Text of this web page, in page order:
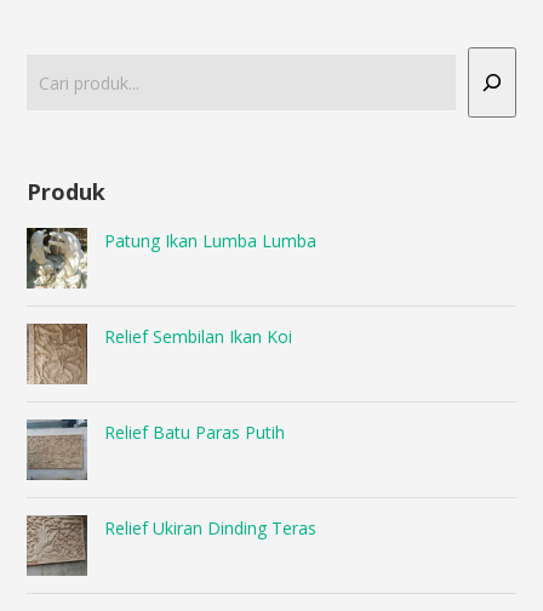
Produk
Patung Ikan Lumba Lumba
Relief Sembilan Ikan Koi
Relief Batu Paras Putih
Relief Ukiran Dinding Teras